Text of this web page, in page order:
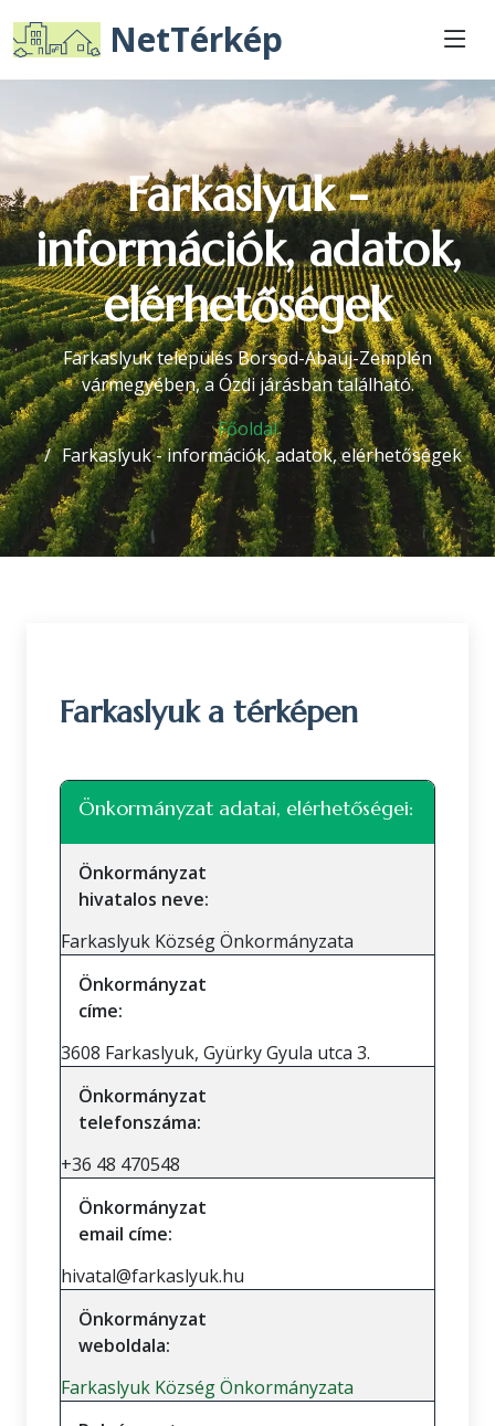
NetTérkép
Farkaslyuk -
információk, adatok,
elérhetőségek
Farkaslyuk település Borsod-Abaúj-Zemplén
vármegyében, a Ózdi járásban található.
Főoldal
Farkaslyuk - információk, adatok, elérhetőségek
Farkaslyuk a térképen
+
Önkormányzat adatai, elérhetőségei:
Önkormányzat
hivatalos neve:
Farkaslyuk Község Önkormányzata
Önkormányzat
címe:
3608 Farkaslyuk, Gyürky Gyula utca 3.
Önkormányzat
telefonszáma:
+36 48 470548
Önkormányzat
email címe:
hivatal@farkaslyuk.hu
Önkormányzat
weboldala:
Farkaslyuk Község Önkormányzata